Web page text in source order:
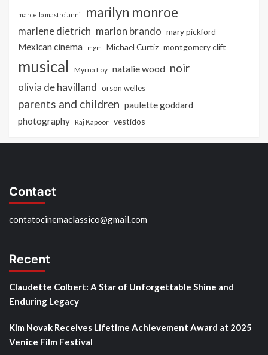
marcello mastroianni marilyn monroe
marlene dietrich marlon brando mary pickford
Mexican cinema mgm Michael Curtiz montgomery clift
musical Myrna Loy natalie wood noir
olivia de havilland orson welles
parents and children paulette goddard
photography Raj Kapoor vestidos
Contact
contatocinemaclassico@gmail.com
Recent
Claudette Colbert: A Star of Unforgettable Shine and
Enduring Legacy
Kim Novak Receives Lifetime Achievement Award at 2025
Venice Film Festival